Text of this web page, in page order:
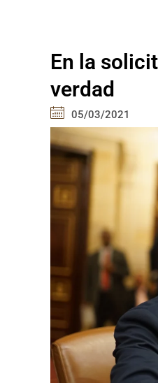
En la
verdad
05/03/2021